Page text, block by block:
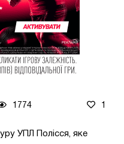
1774 1
УПЛ Полісся, яке